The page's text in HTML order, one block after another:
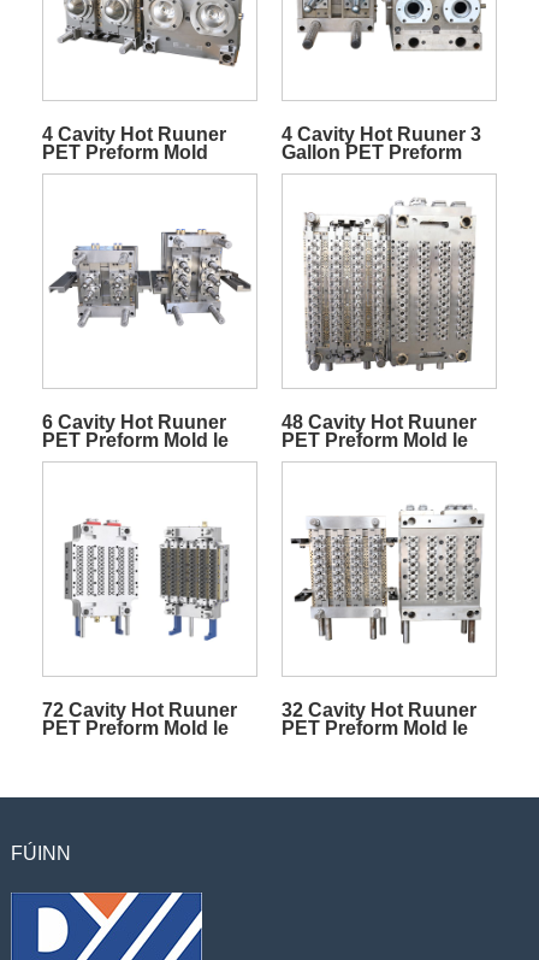
4 Cavity Hot Ruuner
PET Preform Mold
4 Cavity Hot Ruuner 3
Gallon PET Preform
Mold
6 Cavity Hot Ruuner
PET Preform Mold le
Geata comhla
48 Cavity Hot Ruuner
PET Preform Mold le
Geata Comhla
72 Cavity Hot Ruuner
PET Preform Mold le
32 Cavity Hot Ruuner
PET Preform Mold le
FÚINN